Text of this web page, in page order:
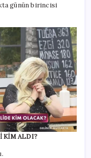
günün birincisi
KİM ALDI?